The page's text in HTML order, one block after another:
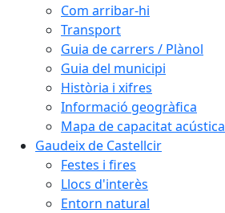
Com arribar-hi
Transport
Guia de carrers / Plànol
Guia del municipi
Història i xifres
Informació geogràfica
Mapa de capacitat acústica
Gaudeix de Castellcir
Festes i fires
Llocs d'interès
Entorn natural